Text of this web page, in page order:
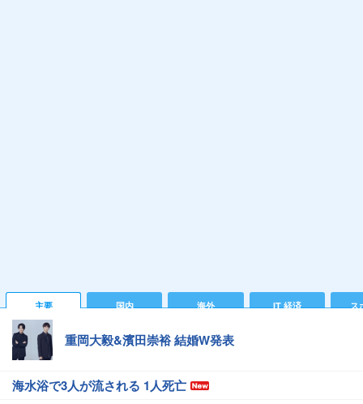
主要 国内 海外 IT 経済 ス
重岡大毅&濱田崇裕 結婚W発表
海水浴で3人が流される 1人死亡